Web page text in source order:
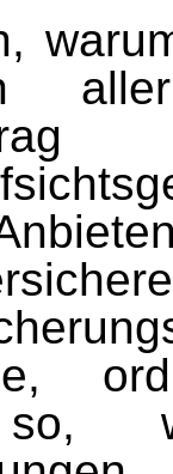
so,